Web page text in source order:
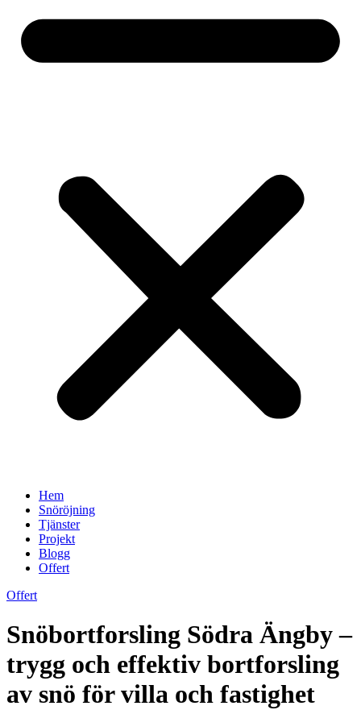
Hem
Snöröjning
Tjänster
Projekt
Blogg
Offert
Offert
Snöbortforsling Södra Ängby –
trygg och effektiv bortforsling
av snö för villa och fastighet